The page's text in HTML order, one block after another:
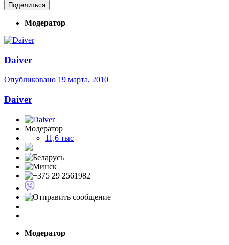
Поделиться
Модератор
Daiver
Опубликовано 19 марта, 2010
Daiver
Модератор
11,6 тыс
Модератор